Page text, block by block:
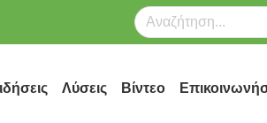
Λύσεις Βίντεο